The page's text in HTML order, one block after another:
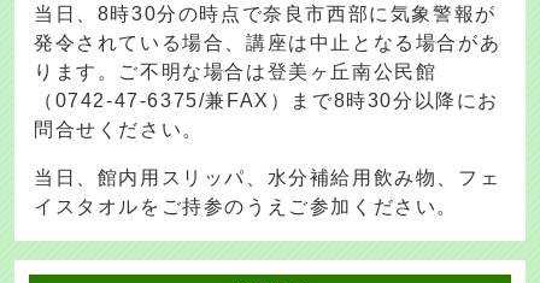
当日、8時30分の時点で奈良市西部に気象警報が
発令されている場合、講座は中止となる場合があ
ります。ご不明な場合は登美ヶ丘南公民館
（0742-47-6375/兼FAX）まで8時30分以降にお
問合せください。
当日、館内用スリッパ、水分補給用飲み物、フェ
イスタオルをご持参のうえご参加ください。